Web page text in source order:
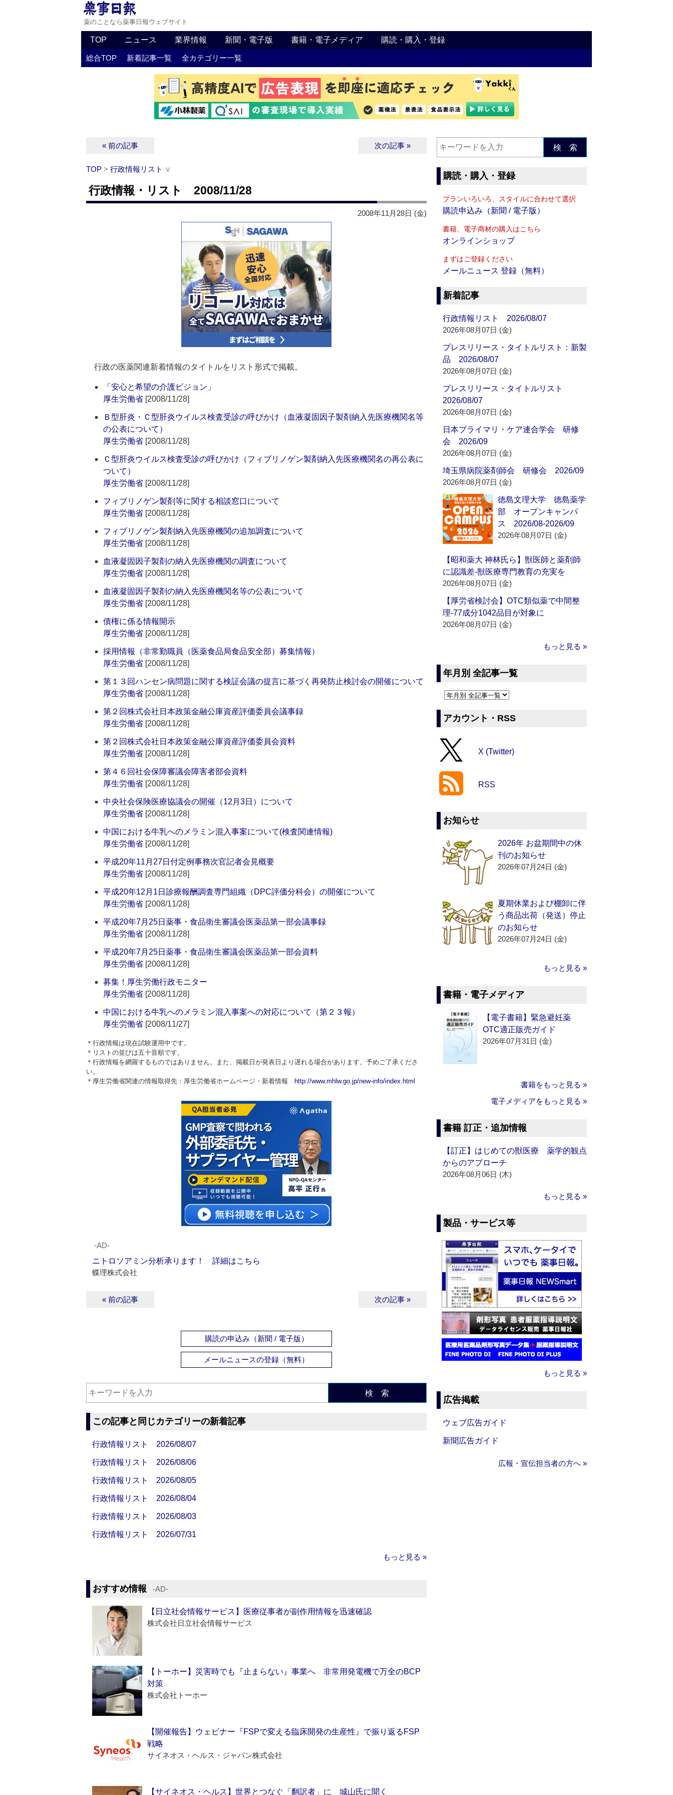
薬のことなら薬事日報ウェブサイト
TOP ニュース 業界情報 新聞・電子版 書籍・電子メディア 購読・購入・登録
総合TOP 新着記事一覧 全カテゴリー一覧
« 前の記事 次の記事 »
TOP > 行政情報リスト ∨
行政情報・リスト 2008/11/28
2008年11月28日 (金)
行政の医薬関連新着情報のタイトルをリスト形式で掲載。
「安心と希望の介護ビジョン」
厚生労働省 [2008/11/28]
Ｂ型肝炎・Ｃ型肝炎ウイルス検査受診の呼びかけ（血液凝固因子製剤納入先医療機関名等
の公表について）
厚生労働省 [2008/11/28]
Ｃ型肝炎ウイルス検査受診の呼びかけ（フィブリノゲン製剤納入先医療機関名の再公表に
ついて）
厚生労働省 [2008/11/28]
フィブリノゲン製剤等に関する相談窓口について
厚生労働省 [2008/11/28]
フィブリノゲン製剤納入先医療機関の追加調査について
厚生労働省 [2008/11/28]
血液凝固因子製剤の納入先医療機関の調査について
厚生労働省 [2008/11/28]
血液凝固因子製剤の納入先医療機関名等の公表について
厚生労働省 [2008/11/28]
債権に係る情報開示
厚生労働省 [2008/11/28]
採用情報（非常勤職員（医薬食品局食品安全部）募集情報）
厚生労働省 [2008/11/28]
第１３回ハンセン病問題に関する検証会議の提言に基づく再発防止検討会の開催について
厚生労働省 [2008/11/28]
第２回株式会社日本政策金融公庫資産評価委員会議事録
厚生労働省 [2008/11/28]
第２回株式会社日本政策金融公庫資産評価委員会資料
厚生労働省 [2008/11/28]
第４６回社会保障審議会障害者部会資料
厚生労働省 [2008/11/28]
中央社会保険医療協議会の開催（12月3日）について
厚生労働省 [2008/11/28]
中国における牛乳へのメラミン混入事案について(検査関連情報)
厚生労働省 [2008/11/28]
平成20年11月27日付定例事務次官記者会見概要
厚生労働省 [2008/11/28]
平成20年12月1日診療報酬調査専門組織（DPC評価分科会）の開催について
厚生労働省 [2008/11/28]
平成20年7月25日薬事・食品衛生審議会医薬品第一部会議事録
厚生労働省 [2008/11/28]
平成20年7月25日薬事・食品衛生審議会医薬品第一部会資料
厚生労働省 [2008/11/28]
募集！厚生労働行政モニター
厚生労働省 [2008/11/28]
中国における牛乳へのメラミン混入事案への対応について（第２３報）
厚生労働省 [2008/11/27]
＊行政情報は現在試験運用中です。
＊リストの並びは五十音順です。
＊行政情報を網羅するものではありません。また、掲載日が発表日より遅れる場合があります。予めご了承くださ
い。
＊厚生労働省関連の情報取得先：厚生労働省ホームページ・新着情報
http://www.mhlw.go.jp/new-info/index.html
‐AD‐
ニトロソアミン分析承ります！ 詳細はこちら
蝶理株式会社
« 前の記事 次の記事 »
購読の申込み（新聞 / 電子版）
メールニュースの登録（無料）
検 索
この記事と同じカテゴリーの新着記事
行政情報リスト 2026/08/07
行政情報リスト 2026/08/06
行政情報リスト 2026/08/05
行政情報リスト 2026/08/04
行政情報リスト 2026/08/03
行政情報リスト 2026/07/31
もっと見る »
おすすめ情報 ‐AD‐
【日立社会情報サービス】医療従事者が副作用情報を迅速確認
株式会社日立社会情報サービス
【トーホー】災害時でも『止まらない』事業へ 非常用発電機で万全のBCP
対策
株式会社トーホー
【開催報告】ウェビナー『FSPで変える臨床開発の生産性』で振り返るFSP
戦略
サイネオス・ヘルス・ジャパン株式会社
【サイネオス・ヘルス】世界とつなぐ「翻訳者」に 城山氏に聞く
検 索
購読・購入・登録
プランいろいろ、スタイルに合わせて選択
購読申込み（新聞 / 電子版）
書籍、電子商材の購入はこちら
オンラインショップ
まずはご登録ください
メールニュース 登録（無料）
新着記事
行政情報リスト 2026/08/07
2026年08月07日 (金)
プレスリリース・タイトルリスト：新製
品 2026/08/07
2026年08月07日 (金)
プレスリリース・タイトルリスト
2026/08/07
2026年08月07日 (金)
日本プライマリ・ケア連合学会 研修
会 2026/09
2026年08月07日 (金)
埼玉県病院薬剤師会 研修会 2026/09
2026年08月07日 (金)
徳島文理大学 徳島薬学
部 オープンキャンパ
ス 2026/08-2026/09
2026年08月07日 (金)
【昭和薬大 神林氏ら】獣医師と薬剤師
に認識差‐獣医療専門教育の充実を
2026年08月07日 (金)
【厚労省検討会】OTC類似薬で中間整
理‐77成分1042品目が対象に
2026年08月07日 (金)
もっと見る »
年月別 全記事一覧
アカウント・RSS
X (Twitter)
RSS
お知らせ
2026年 お盆期間中の休
刊のお知らせ
2026年07月24日 (金)
夏期休業および棚卸に伴
う商品出荷（発送）停止
のお知らせ
2026年07月24日 (金)
もっと見る »
書籍・電子メディア
【電子書籍】緊急避妊薬
OTC適正販売ガイド
2026年07月31日 (金)
書籍をもっと見る »
電子メディアをもっと見る »
書籍 訂正・追加情報
【訂正】はじめての獣医療 薬学的観点
からのアプローチ
2026年08月06日 (木)
もっと見る »
製品・サービス等
もっと見る »
広告掲載
ウェブ広告ガイド
新聞広告ガイド
広報・宣伝担当者の方へ »